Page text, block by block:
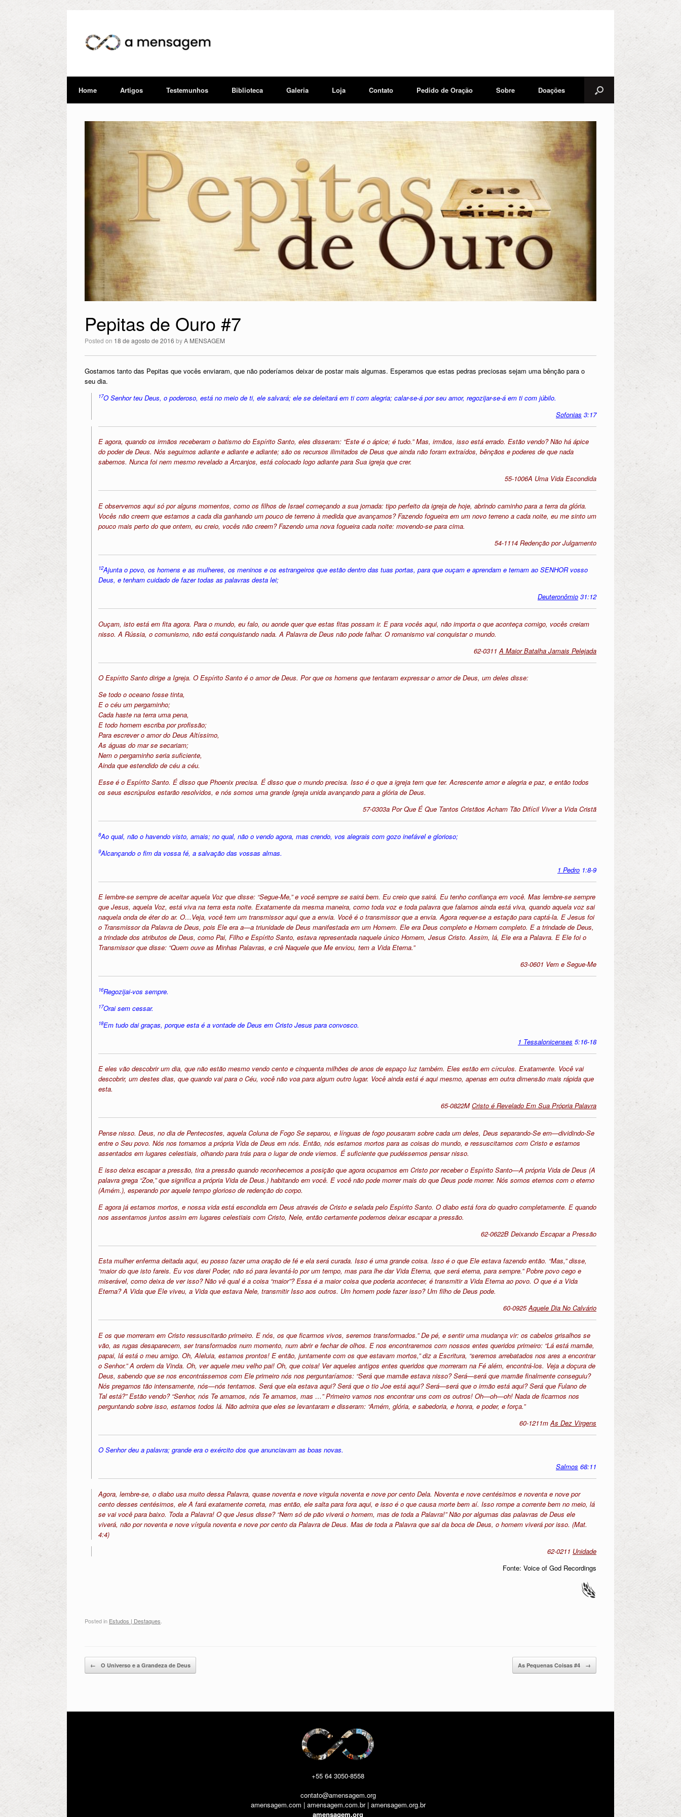
Home Artigos Testemunhos Biblioteca Galeria Loja Contato Pedido de Oração Sobre Doações
Pepitas de Ouro #7
Posted on 18 de agosto de 2016 byA MENSAGEM
Gostamos tanto das Pepitas que vocês enviaram, que não poderíamos deixar de postar mais algumas. Esperamos que estas pedras preciosas sejam uma bênção para o
seu dia.
17O Senhor teu Deus, o poderoso, está no meio de ti, ele salvará; ele se deleitará em ti com alegria; calar-se-á por seu amor, regozijar-se-á em ti com júbilo.
Sofonias 3:17
E agora, quando os irmãos receberam o batismo do Espírito Santo, eles disseram: “Este é o ápice; é tudo.” Mas, irmãos, isso está errado. Estão vendo? Não há ápice
do poder de Deus. Nós seguimos adiante e adiante e adiante; são os recursos ilimitados de Deus que ainda não foram extraídos, bênçãos e poderes de que nada
sabemos. Nunca foi nem mesmo revelado a Arcanjos, está colocado logo adiante para Sua igreja que crer.
55-1006A Uma Vida Escondida
E observemos aqui só por alguns momentos, como os filhos de Israel começando a sua jornada: tipo perfeito da igreja de hoje, abrindo caminho para a terra da glória.
Vocês não creem que estamos a cada dia ganhando um pouco de terreno à medida que avançamos? Fazendo fogueira em um novo terreno a cada noite, eu me sinto um
pouco mais perto do que ontem, eu creio, vocês não creem? Fazendo uma nova fogueira cada noite: movendo-se para cima.
54-1114 Redenção por Julgamento
12Ajunta o povo, os homens e as mulheres, os meninos e os estrangeiros que estão dentro das tuas portas, para que ouçam e aprendam e temam ao SENHOR vosso
Deus, e tenham cuidado de fazer todas as palavras desta lei;
Deuteronômio 31:12
Ouçam, isto está em fita agora. Para o mundo, eu falo, ou aonde quer que estas fitas possam ir. E para vocês aqui, não importa o que aconteça comigo, vocês creiam
nisso. A Rússia, o comunismo, não está conquistando nada. A Palavra de Deus não pode falhar. O romanismo vai conquistar o mundo.
62-0311A Maior Batalha Jamais Pelejada
O Espírito Santo dirige a Igreja. O Espírito Santo é o amor de Deus. Por que os homens que tentaram expressar o amor de Deus, um deles disse:
Se todo o oceano fosse tinta,
E o céu um pergaminho;
Cada haste na terra uma pena,
E todo homem escriba por profissão;
Para escrever o amor do Deus Altíssimo,
As águas do mar se secariam;
Nem o pergaminho seria suficiente,
Ainda que estendido de céu a céu.
Esse é o Espírito Santo. É disso que Phoenix precisa. É disso que o mundo precisa. Isso é o que a igreja tem que ter. Acrescente amor e alegria e paz, e então todos
os seus escrúpulos estarão resolvidos, e nós somos uma grande Igreja unida avançando para a glória de Deus.
57-0303a Por Que É Que Tantos Cristãos Acham Tão Difícil Viver a Vida Cristã
8Ao qual, não o havendo visto, amais; no qual, não o vendo agora, mas crendo, vos alegrais com gozo inefável e glorioso;
9Alcançando o fim da vossa fé, a salvação das vossas almas.
1 Pedro 1:8-9
E lembre-se sempre de aceitar aquela Voz que disse: “Segue-Me,” e você sempre se sairá bem. Eu creio que sairá. Eu tenho confiança em você. Mas lembre-se sempre
que Jesus, aquela Voz, está viva na terra esta noite. Exatamente da mesma maneira, como toda voz e toda palavra que falamos ainda está viva, quando aquela voz sai
naquela onda de éter do ar. O…Veja, você tem um transmissor aqui que a envia. Você é o transmissor que a envia. Agora requer-se a estação para captá-la. E Jesus foi
o Transmissor da Palavra de Deus, pois Ele era a—a triunidade de Deus manifestada em um Homem. Ele era Deus completo e Homem completo. E a trindade de Deus,
a trindade dos atributos de Deus, como Pai, Filho e Espírito Santo, estava representada naquele único Homem, Jesus Cristo. Assim, lá, Ele era a Palavra. E Ele foi o
Transmissor que disse: “Quem ouve as Minhas Palavras, e crê Naquele que Me enviou, tem a Vida Eterna.”
63-0601 Vem e Segue-Me
16Regozijai-vos sempre.
17Orai sem cessar.
18Em tudo dai graças, porque esta é a vontade de Deus em Cristo Jesus para convosco.
1 Tessalonicenses 5:16-18
E eles vão descobrir um dia, que não estão mesmo vendo cento e cinquenta milhões de anos de espaço luz também. Eles estão em círculos. Exatamente. Você vai
descobrir, um destes dias, que quando vai para o Céu, você não voa para algum outro lugar. Você ainda está é aqui mesmo, apenas em outra dimensão mais rápida que
esta.
65-0822MCristo é Revelado Em Sua Própria Palavra
Pense nisso. Deus, no dia de Pentecostes, aquela Coluna de Fogo Se separou, e línguas de fogo pousaram sobre cada um deles, Deus separando-Se em—dividindo-Se
entre o Seu povo. Nós nos tornamos a própria Vida de Deus em nós. Então, nós estamos mortos para as coisas do mundo, e ressuscitamos com Cristo e estamos
assentados em lugares celestiais, olhando para trás para o lugar de onde viemos. É suficiente que pudéssemos pensar nisso.
E isso deixa escapar a pressão, tira a pressão quando reconhecemos a posição que agora ocupamos em Cristo por receber o Espírito Santo—A própria Vida de Deus (A
palavra grega “Zoe,” que significa a própria Vida de Deus.) habitando em você. E você não pode morrer mais do que Deus pode morrer. Nós somos eternos com o eterno
(Amém.), esperando por aquele tempo glorioso de redenção do corpo.
E agora já estamos mortos, e nossa vida está escondida em Deus através de Cristo e selada pelo Espírito Santo. O diabo está fora do quadro completamente. E quando
nos assentamos juntos assim em lugares celestiais com Cristo, Nele, então certamente podemos deixar escapar a pressão.
62-0622B Deixando Escapar a Pressão
Esta mulher enferma deitada aqui, eu posso fazer uma oração de fé e ela será curada. Isso é uma grande coisa. Isso é o que Ele estava fazendo então. “Mas,” disse,
“maior do que isto fareis. Eu vos darei Poder, não só para levantá-lo por um tempo, mas para lhe dar Vida Eterna, que será eterna, para sempre.” Pobre povo cego e
miserável, como deixa de ver isso? Não vê qual é a coisa “maior”? Essa é a maior coisa que poderia acontecer, é transmitir a Vida Eterna ao povo. O que é a Vida
Eterna? A Vida que Ele viveu, a Vida que estava Nele, transmitir Isso aos outros. Um homem pode fazer isso? Um filho de Deus pode.
60-0925Aquele Dia No Calvário
E os que morreram em Cristo ressuscitarão primeiro. E nós, os que ficarmos vivos, seremos transformados.” De pé, e sentir uma mudança vir: os cabelos grisalhos se
vão, as rugas desaparecem, ser transformados num momento, num abrir e fechar de olhos. E nos encontraremos com nossos entes queridos primeiro: “Lá está mamãe,
papai, lá está o meu amigo. Oh, Aleluia, estamos prontos! E então, juntamente com os que estavam mortos,” diz a Escritura, “seremos arrebatados nos ares a encontrar
o Senhor.” A ordem da Vinda. Oh, ver aquele meu velho pai! Oh, que coisa! Ver aqueles antigos entes queridos que morreram na Fé além, encontrá-los. Veja a doçura de
Deus, sabendo que se nos encontrássemos com Ele primeiro nós nos perguntaríamos: “Será que mamãe estava nisso? Será—será que mamãe finalmente conseguiu?
Nós pregamos tão intensamente, nós—nós tentamos. Será que ela estava aqui? Será que o tio Joe está aqui? Será—será que o irmão está aqui? Será que Fulano de
Tal está?” Estão vendo? “Senhor, nós Te amamos, nós Te amamos, mas …” Primeiro vamos nos encontrar uns com os outros! Oh—oh—oh! Nada de ficarmos nos
perguntando sobre isso, estamos todos lá. Não admira que eles se levantaram e disseram: “Amém, glória, e sabedoria, e honra, e poder, e força.”
60-1211mAs Dez Virgens
O Senhor deu a palavra; grande era o exército dos que anunciavam as boas novas.
Salmos 68:11
Agora, lembre-se, o diabo usa muito dessa Palavra, quase noventa e nove virgula noventa e nove por cento Dela. Noventa e nove centésimos e noventa e nove por
cento desses centésimos, ele A fará exatamente correta, mas então, ele salta para fora aqui, e isso é o que causa morte bem aí. Isso rompe a corrente bem no meio, lá
se vai você para baixo. Toda a Palavra! O que Jesus disse? “Nem só de pão viverá o homem, mas de toda a Palavra!” Não por algumas das palavras de Deus ele
viverá, não por noventa e nove vírgula noventa e nove por cento da Palavra de Deus. Mas de toda a Palavra que sai da boca de Deus, o homem viverá por isso. (Mat.
4:4)
62-0211 Unidade
Fonte: Voice of God Recordings
Posted in Estudos | Destaques.
Post navigation
← O Universo e a Grandeza de Deus As Pequenas Coisas #4 →
+55 64 3050-8558
contato@amensagem.org
amensagem.com | amensagem.com.br | amensagem.org.br
amensagem.org